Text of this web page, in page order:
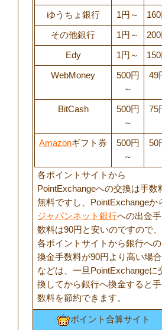
ゆうちょ銀行 1円～
その他銀行 1円～
Edy 1円～
WebMoney
500円
～
49
BitCash
500円
～
75
Amazonギフト券
500円
～
50
各ポイントサイトから
PointExchangeへの交換は手数
無料ですし、PointExchangeか
ジャパンネット銀行への出金手
数料は90円と安いのですので、
各ポイントサイトから銀行への
換金手数料が90円より高い場合
などは、一旦PointExchangeに
換してから銀行へ換金すると手
数料を節約できます。
ポイント合算サイト